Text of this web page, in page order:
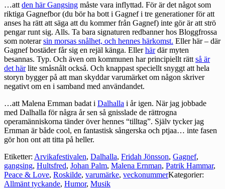
…attden här Gangsing måste vara inflyttad. För är det något som
riktiga Gagnefbor (du bör ha bott i Gagnef i tre generationer för att
anses ha rätt att säga att du kommer från Gagnef) inte gör är att strö
pengar runt sig. Alls. Ta bara signaturen redbanner hos Bloggfrossa
som noterarsin morsas snålhet, och hennes härkomst. Ellerhär– där
Gagnef bostäder får sig en rejäl känga. Ellerhärdär myten
besannas. Typ. Och även om kommunen har principiellt rättså är
det härlite småsnålt också. Och knappast speciellt snyggt att hela
storyn bygger på att man skyddar varumärket om någon skriver
negativt om en i samband med användandet.
…att Malena Ernman badati Dalhalla i år igen. När jag jobbade
med Dalhalla för några år sen så gnisslade de rättrogna
operamänniskorna tänder över hennes “tilltag”. Själv tycker jag
Ernman är både cool, en fantastisk sångerska och ptjaa… inte fasen
gör hon ont att titta på heller.
Etiketter: Arvikafestivalen, Dalhalla, Fridah Jönsson, Gagnef,
gangsing, Hultsfred, Johan Palm, Malena Ernman, Patrik Hammar,
Peace & Love, Roskilde, varumärke, veckonummerKategorier:
Allmänt tyckande, Humor, Musik